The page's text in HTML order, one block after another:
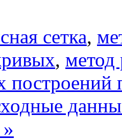
сетка,
, метод